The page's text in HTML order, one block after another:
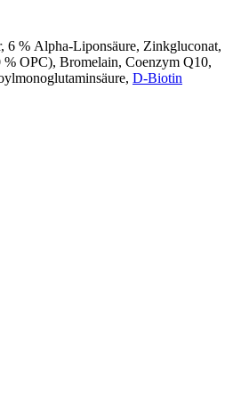
6 % Alpha-Liponsäure, Zinkgluconat,
OPC), Bromelain, Coenzym Q10,
D‑Biotin